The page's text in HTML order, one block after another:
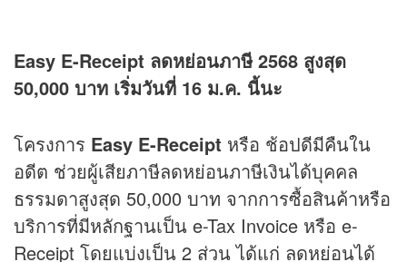
Easy E-Receipt ลดหย่อนภาษี 2568 สูงสุด
50,000 บาท เริ่มวันที่ 16 ม.ค. นี้นะ
โครงการ Easy E-Receipt หรือ ช้อปดีมีคืนใน
อดีต ช่วยผู้เสียภาษีลดหย่อนภาษีเงินได้บุคคล
ธรรมดาสูงสุด 50,000 บาท จากการซื้อสินค้าหรือ
บริการที่มีหลักฐานเป็น e-Tax Invoice หรือ e-
Receipt โดยแบ่งเป็น 2 ส่วน ได้แก่ ลดหย่อนได้